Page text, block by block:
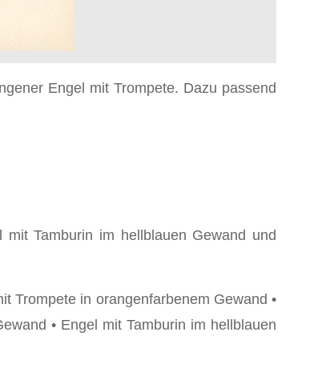
Engel mit Trompete. Dazu passend
Tamburin im hellblauen Gewand und
Trompete in orangenfarbenem Gewand •
• Engel mit Tamburin im hellblauen